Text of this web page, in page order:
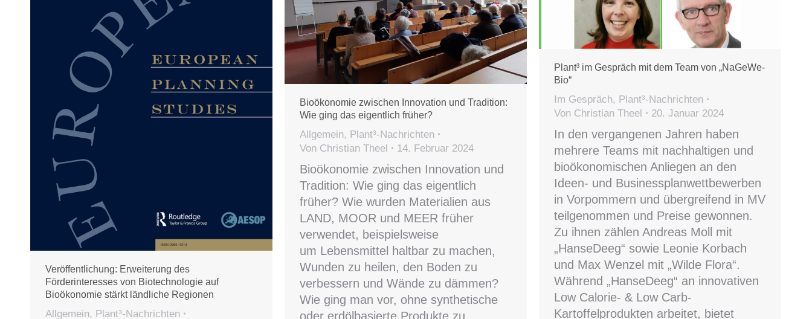
Veröffentlichung: Erweiterung des
Förderinteresses von Biotechnologie auf
Bioökonomie stärkt ländliche Regionen
Allgemein, Plant³-Nachrichten
Bioökonomie zwischen Innovation und Tradition:
Wie ging das eigentlich früher?
Allgemein, Plant³-Nachrichten
Von Christian Theel 14. Februar 2024
Bioökonomie zwischen Innovation und
Tradition: Wie ging das eigentlich
früher? Wie wurden Materialien aus
LAND, MOOR und MEER früher
verwendet, beispielsweise
um Lebensmittel haltbar zu machen,
Wunden zu heilen, den Boden zu
verbessern und Wände zu dämmen?
Wie ging man vor, ohne synthetische
oder erdölbasierte Produkte zu
Plant³ im Gespräch mit dem Team von „NaGeWe-
Bio“
Im Gespräch, Plant³-Nachrichten
Von Christian Theel 20. Januar 2024
In den vergangenen Jahren haben
mehrere Teams mit nachhaltigen und
bioökonomischen Anliegen an den
Ideen- und Businessplanwettbewerben
in Vorpommern und übergreifend in MV
teilgenommen und Preise gewonnen.
Zu ihnen zählen Andreas Moll mit
„HanseDeeg“ sowie Leonie Korbach
und Max Wenzel mit „Wilde Flora“.
Während „HanseDeeg“ an innovativen
Low Calorie- & Low Carb-
Kartoffelprodukten arbeitet, bietet